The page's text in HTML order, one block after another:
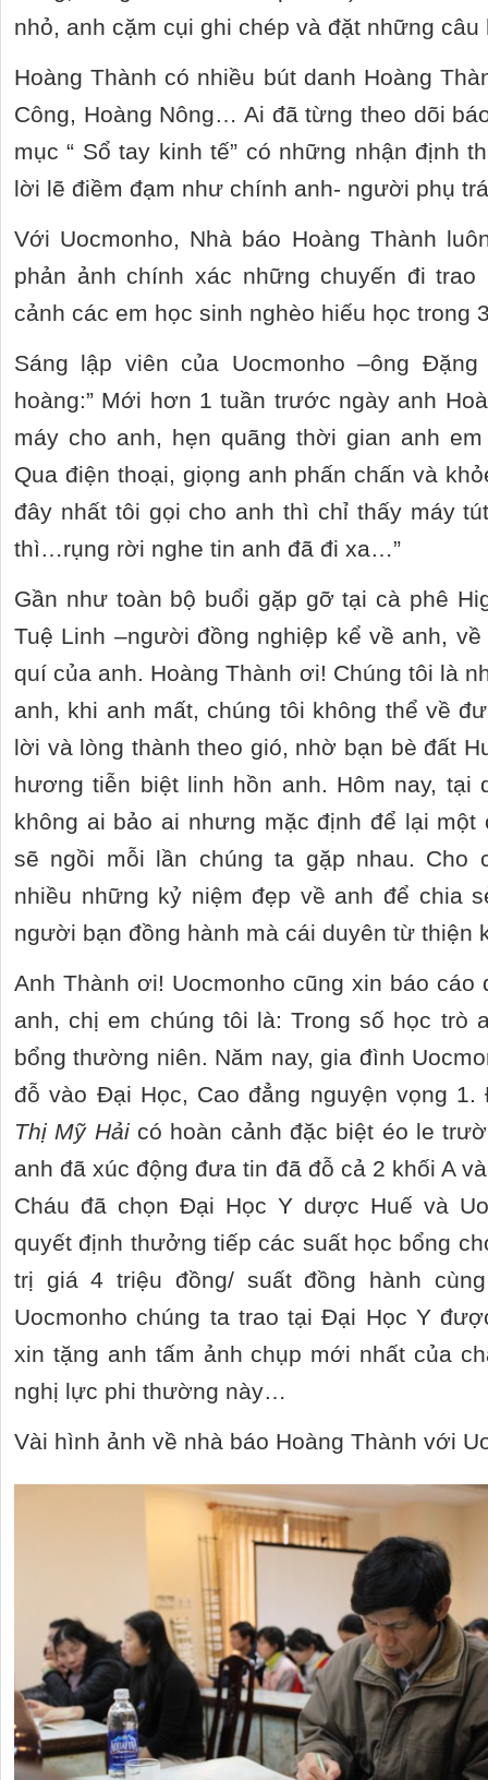
nhỏ, anh cặm cụi ghi chép và đặt những
Hoàng Thành có nhiều bút danh Hoàng
Công, Hoàng Nông… Ai đã từng theo dõi
mục “ Sổ tay kinh tế” có những nhận định
lời lẽ điềm đạm như chính anh- người phụ
Với Uocmonho, Nhà báo Hoàng Thành
phản ảnh chính xác những chuyến đi
cảnh các em học sinh nghèo hiếu học trong
Sáng lập viên của Uocmonho –ông
hoàng:” Mới hơn 1 tuần trước ngày anh
máy cho anh, hẹn quãng thời gian anh
Qua điện thoại, giọng anh phấn chấn và
đây nhất tôi gọi cho anh thì chỉ thấy máy
thì…rụng rời nghe tin anh đã đi xa…”
Gần như toàn bộ buổi gặp gỡ tại cà phê
Tuệ Linh –người đồng nghiệp kể về anh,
quí của anh. Hoàng Thành ơi! Chúng tôi là
anh, khi anh mất, chúng tôi không thể về
lời và lòng thành theo gió, nhờ bạn bè đất
hương tiễn biệt linh hồn anh. Hôm nay, tại
không ai bảo ai nhưng mặc định để lại
sẽ ngồi mỗi lần chúng ta gặp nhau. Cho
nhiều những kỷ niệm đẹp về anh để chia
người bạn đồng hành mà cái duyên từ
Anh Thành ơi! Uocmonho cũng xin báo
anh, chị em chúng tôi là: Trong số học trò
bổng thường niên. Năm nay, gia đình
đỗ vào Đại Học, Cao đẳng nguyện vọng
Thị Mỹ Hải có hoàn cảnh đặc biệt éo le
anh đã xúc động đưa tin đã đỗ cả 2 khối A
Cháu đã chọn Đại Học Y dược Huế và
quyết định thưởng tiếp các suất học bổng
trị giá 4 triệu đồng/ suất đồng hành
Uocmonho chúng ta trao tại Đại Học Y
xin tặng anh tấm ảnh chụp mới nhất của
nghị lực phi thường này…
Vài hình ảnh về nhà báo Hoàng Thành với